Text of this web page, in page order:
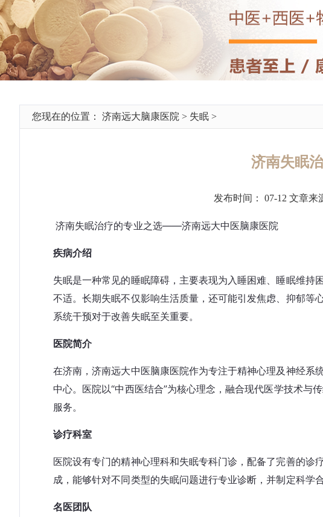
您现在的位置： 济南远大脑康医院 > 失眠 >
济南失眠
发布时间： 07-12 文章来
济南失眠治疗的专业之选——济南远大中医脑康医院
疾病介绍
失眠是一种常见的睡眠障碍，主要表现为入睡困难、睡眠维
不适。长期失眠不仅影响生活质量，还可能引发焦虑、抑郁等
系统干预对于改善失眠至关重要。
医院简介
在济南，济南远大中医脑康医院作为专注于精神心理及神经系
中心。医院以“中西医结合”为核心理念，融合现代医学技术与
服务。
诊疗科室
医院设有专门的精神心理科和失眠专科门诊，配备了完善的诊
成，能够针对不同类型的失眠问题进行专业诊断，并制定科学
名医团队